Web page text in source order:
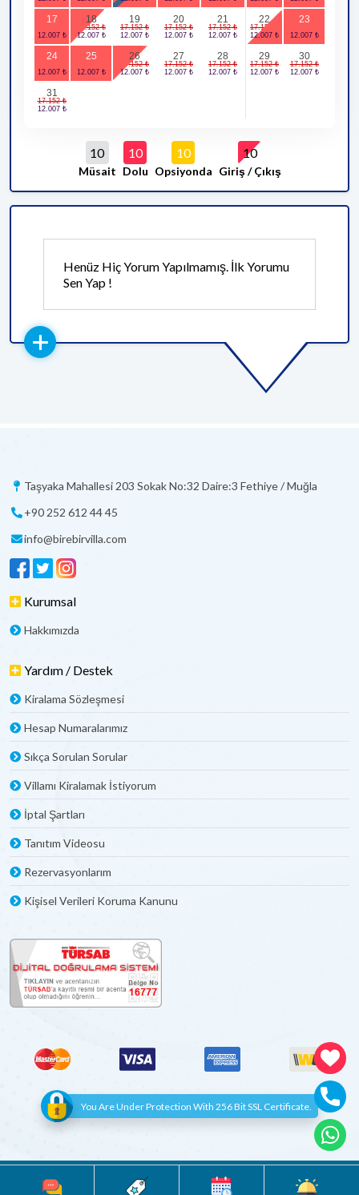
17 18 19 20 21 22 23
24 25 26 27 28 29 30
31
10
Müsait
10
Dolu
10
Opsiyonda
10
Giriş / Çıkış
Henüz Hiç Yorum Yapılmamış. İlk Yorumu
Sen Yap !
Taşyaka Mahallesi 203 Sokak No:32 Daire:3 Fethiye / Muğla
+90 252 612 44 45
info@birebirvilla.com
Kurumsal
Hakkımızda
Yardım / Destek
Kiralama Sözleşmesi
Hesap Numaralarımız
Sıkça Sorulan Sorular
Villamı Kiralamak İstiyorum
İptal Şartları
Tanıtım Videosu
Rezervasyonlarım
Kişisel Verileri Koruma Kanunu
You Are Under Protection With 256 Bit SSL Certificate.
© Copyright 2012 - 2022 | All Rights Reserved